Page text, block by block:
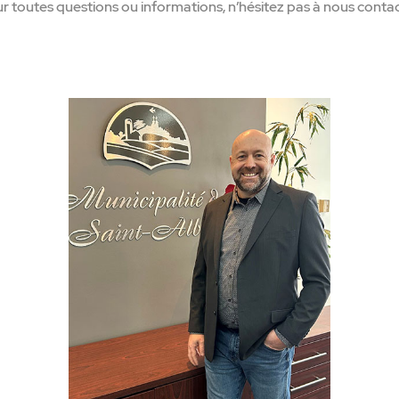
toutes questions ou informations, n’hésitez pas à nous